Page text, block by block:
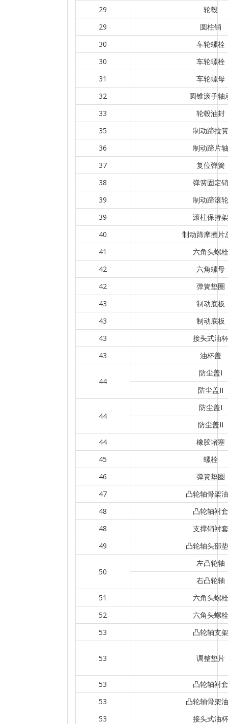
29
轮毂
29
圆柱销
30
车轮螺栓
30
车轮螺栓
31
车轮螺母
32
圆锥滚子轴
33
轮毂油封
35
制动蹄拉簧
36
制动蹄片轴
37
复位弹簧
38
弹簧固定销
39
制动蹄滚轮
39
滚柱保持架
40
制动蹄摩擦片
41
六角头螺栓
42
六角螺母
42
弹簧垫圈
43
制动底板
43
制动底板
43
接头式油杯
43
油杯盖
44
防尘盖I
防尘盖II
44
防尘盖I
防尘盖II
44
橡胶堵塞
45
螺栓
46
弹簧垫圈
47
凸轮轴骨架
48
凸轮轴衬套
48
支撑销衬套
49
凸轮轴头部
50
左凸轮轴
右凸轮轴
51
六角头螺栓
52
六角头螺栓
53
凸轮轴支架
53 调整垫片
53
凸轮轴衬套
53
凸轮轴骨架
53
接头式油杯